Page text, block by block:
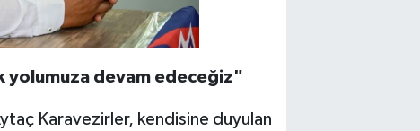
yolumuza devam edeceğiz"
Karavezirler, kendisine duyulan